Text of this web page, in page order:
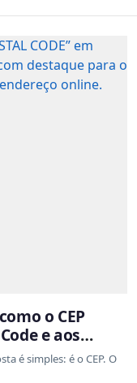
o CEP
e aos
é simples: é o CEP. O